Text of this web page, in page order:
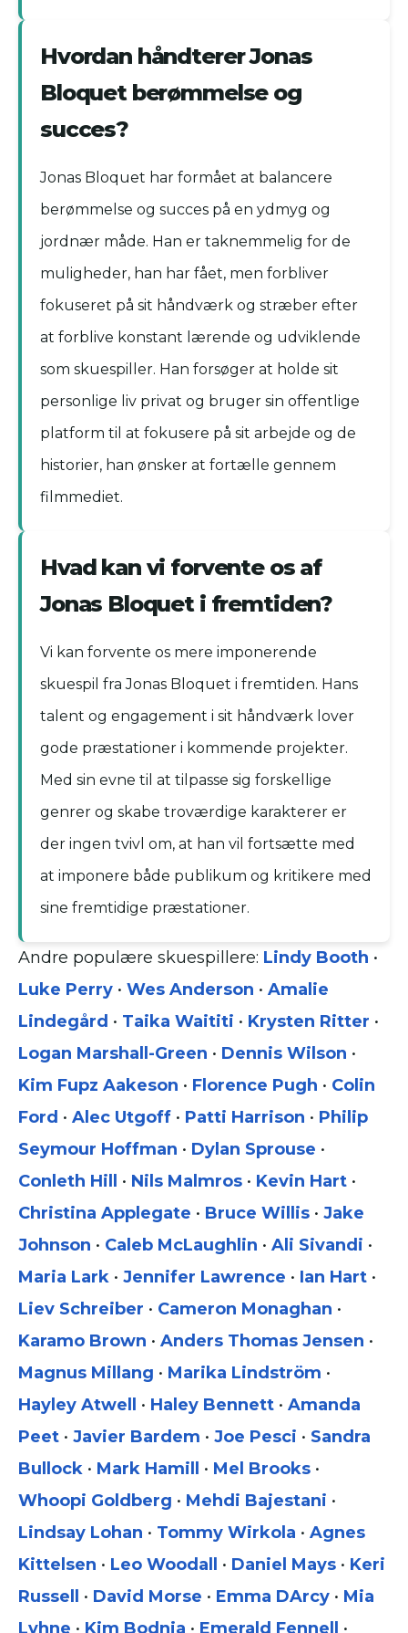
Hvordan håndterer Jonas
Bloquet berømmelse og
succes?
Jonas Bloquet har formået at balancere
berømmelse og succes på en ydmyg og
jordnær måde. Han er taknemmelig for de
muligheder, han har fået, men forbliver
fokuseret på sit håndværk og stræber efter
at forblive konstant lærende og udviklende
som skuespiller. Han forsøger at holde sit
personlige liv privat og bruger sin offentlige
platform til at fokusere på sit arbejde og de
historier, han ønsker at fortælle gennem
filmmediet.
Hvad kan vi forvente os af
Jonas Bloquet i fremtiden?
Vi kan forvente os mere imponerende
skuespil fra Jonas Bloquet i fremtiden. Hans
talent og engagement i sit håndværk lover
gode præstationer i kommende projekter.
Med sin evne til at tilpasse sig forskellige
genrer og skabe troværdige karakterer er
der ingen tvivl om, at han vil fortsætte med
at imponere både publikum og kritikere med
sine fremtidige præstationer.
Andre populære skuespillere: Lindy Booth •
Luke Perry • Wes Anderson • Amalie
Lindegård • Taika Waititi • Krysten Ritter •
Logan Marshall-Green • Dennis Wilson •
Kim Fupz Aakeson • Florence Pugh • Colin
Ford • Alec Utgoff • Patti Harrison • Philip
Seymour Hoffman • Dylan Sprouse •
Conleth Hill
• Nils Malmros • Kevin Hart •
Christina Applegate • Bruce Willis • Jake
Johnson • Caleb McLaughlin • Ali Sivandi •
Maria Lark • Jennifer Lawrence • Ian Hart •
Liev Schreiber • Cameron Monaghan •
Karamo Brown • Anders Thomas Jensen •
Magnus Millang • Marika Lindström •
Hayley Atwell
• Haley Bennett • Amanda
Peet • Javier Bardem • Joe Pesci • Sandra
Bullock • Mark Hamill • Mel Brooks •
Whoopi Goldberg • Mehdi Bajestani •
Lindsay Lohan • Tommy Wirkola • Agnes
Kittelsen • Leo Woodall • Daniel Mays • Keri
Russell
• David Morse • Emma DArcy • Mia
Lyhne • Kim Bodnia • Emerald Fennell •